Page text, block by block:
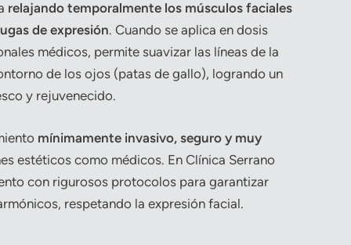
relajando temporalmente los músculos faciales
de expresión. Cuando se aplica en dosis
médicos, permite suavizar las líneas de la
de los ojos (patas de gallo), logrando un
y rejuvenecido.
mínimamente invasivo, seguro y muy
estéticos como médicos. En Clínica Serrano
con rigurosos protocolos para garantizar
respetando la expresión facial.